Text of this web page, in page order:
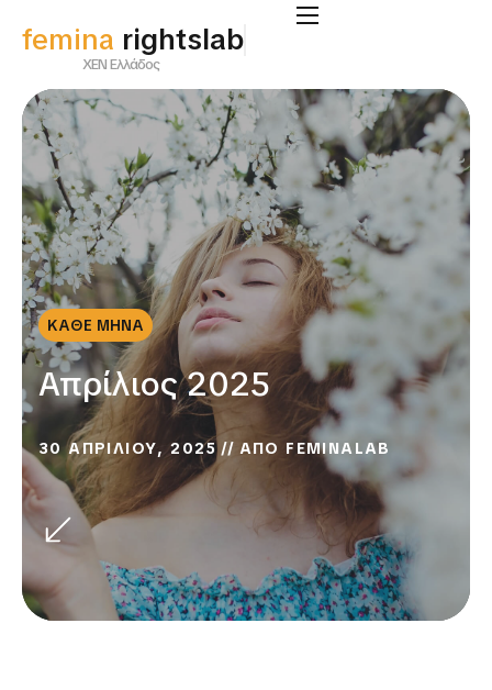
femina supportlab
ΧΕΝ Ελλάδος
ΚΑΘΕ ΜΗΝΑ
Απρίλιος 2025
30 ΑΠΡΙΛΙΟΥ, 2025 ΑΠΟ FEMINALAB